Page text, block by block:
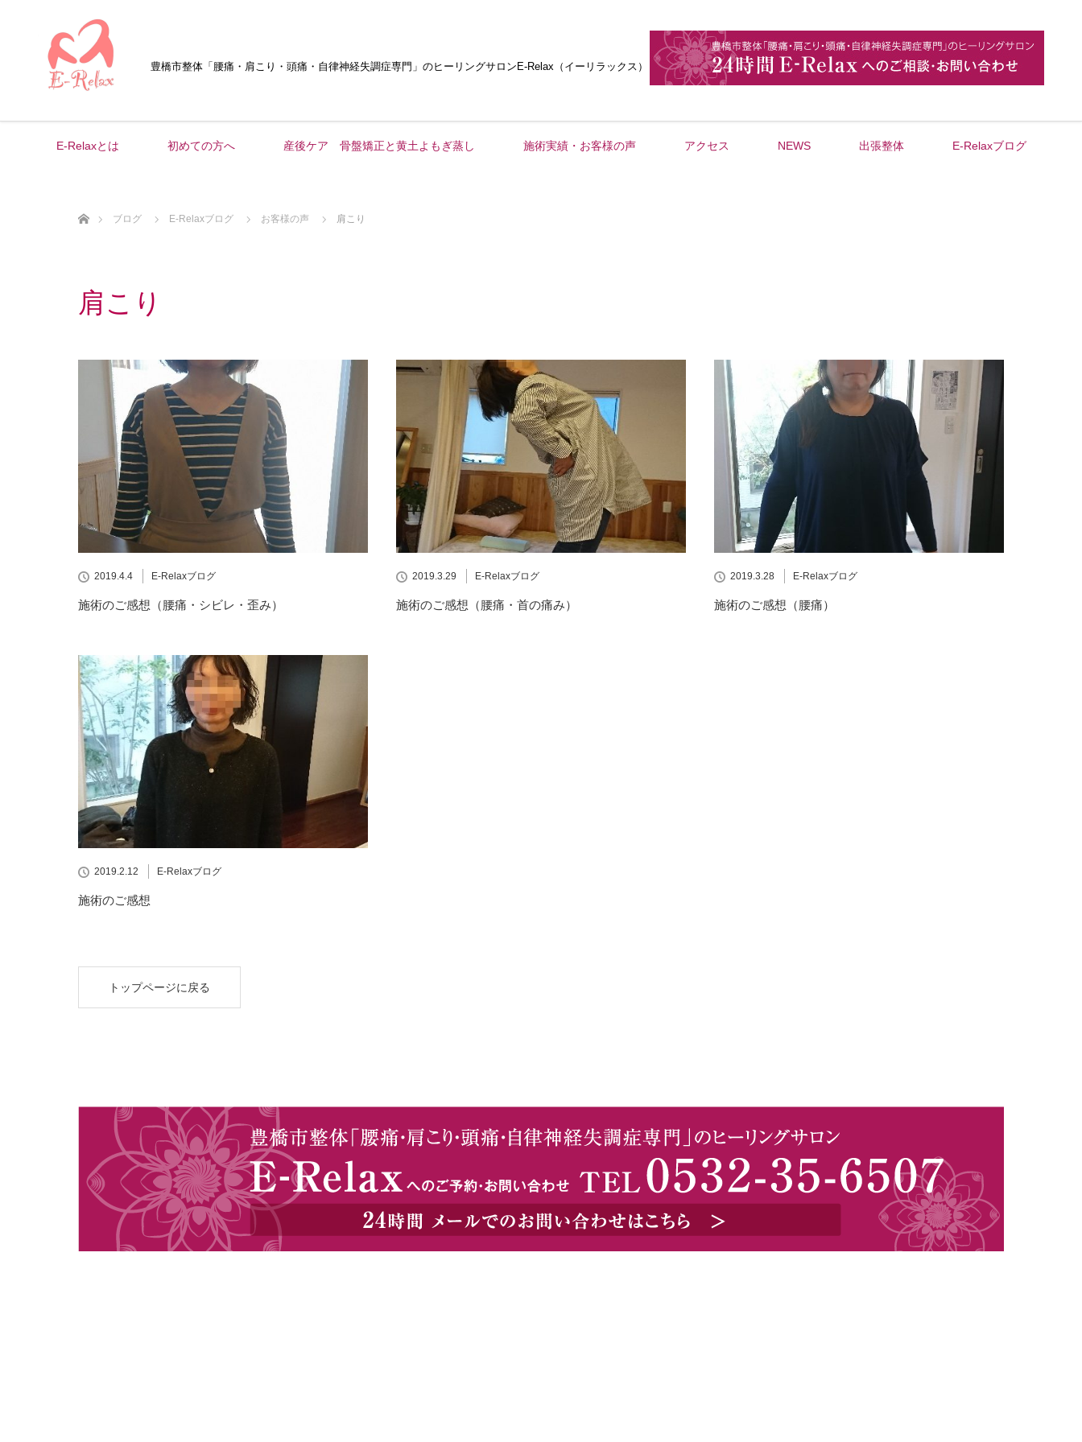
豊橋市整体 「腰痛・肩こり・頭痛・自律神経失調症専門」 のヒーリングサロンE-Relax（イーリラックス）
E-Relaxとは 初めての方へ 産後ケア 骨盤矯正と黄土よもぎ蒸し 施術実績・お客様の声 アクセス NEWS 出張整体 E-Relaxブログ
ブログ
E-Relaxブログ お客様の声 肩こり
肩こり
2019.4.4 E-Relaxブログ
施術のご感想（腰痛・シビレ・歪み）
2019.3.29 E-Relaxブログ
施術のご感想（腰痛・首の痛み）
2019.3.28 E-Relaxブログ
施術のご感想（腰痛）
2019.2.12 E-Relaxブログ
施術のご感想
トップページに戻る